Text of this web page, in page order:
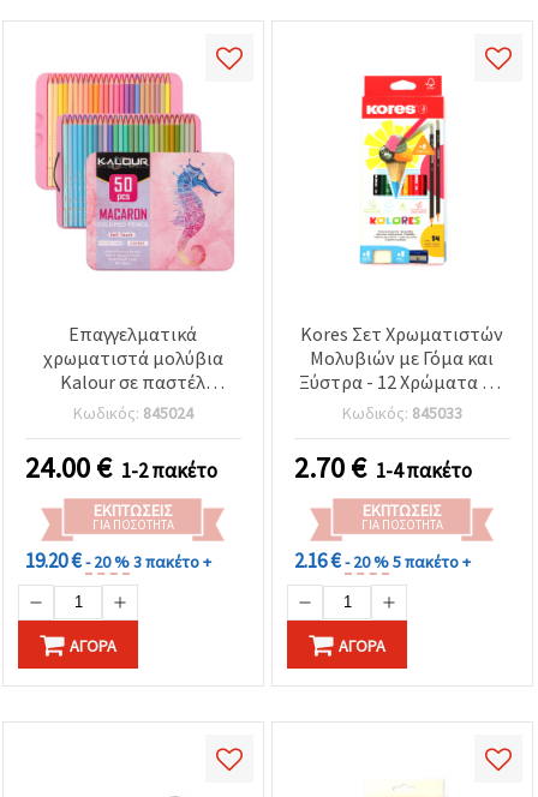
Επαγγελματικά
χρωματιστά μολύβια
Kalour σε παστέλ
αποχρώσεις μακαρόν –
Σετ 50 χρωμάτων με
χρωματολόγιο σε
μεταλλική κασετίνα
Κωδικός: 845024
24.00€ 1-2 πακέτο
ΕΚΠΤΏΣΕΙΣ
ΓΙΑ ΠΟΣΌΤΗΤΑ
19.20 €- 20 %3 πακέτο +
ΑΓΟΡΆ
Kores Σετ Χρωματιστών
Μολυβιών με Γόμα και
Ξύστρα - 12 Χρώματα + 2
Μολύβια Γραφίτη
Κωδικός: 845033
2.70€ 1-4 πακέτο
ΕΚΠΤΏΣΕΙΣ
ΓΙΑ ΠΟΣΌΤΗΤΑ
2.16 €- 20 %5 πακέτο +
ΑΓΟΡΆ